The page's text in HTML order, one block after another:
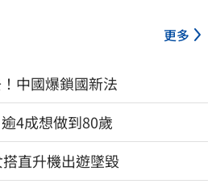
更多
中國爆鎖國新法
4成想做到80歲
直升機出遊墜毀